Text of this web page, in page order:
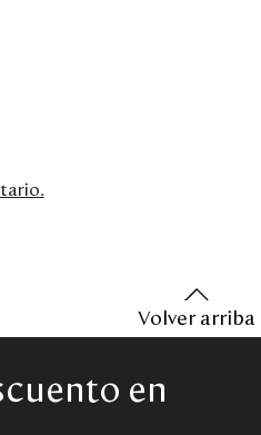
Volver arriba
en